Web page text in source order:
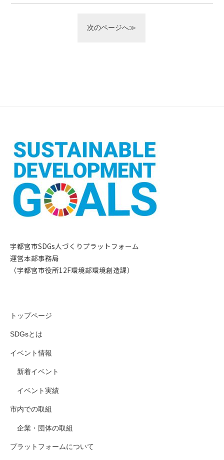
次のページへ≫
宇都宮市SDGs人づくりプラットフォーム
運営本部事務局
（宇都宮市役所12F環境部環境創造課）
トップページ
SDGsとは
イベント情報
新着イベント
イベント実績
市内での取組
企業・団体の取組
プラットフォームについて